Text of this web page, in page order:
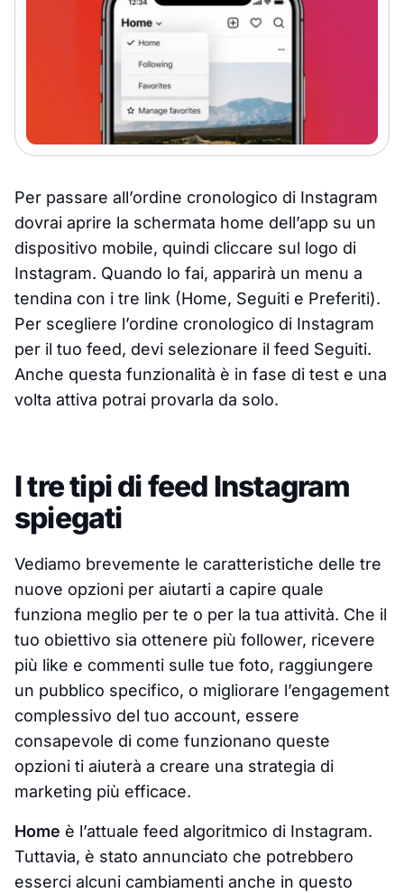
Per passare all’ordine cronologico di Instagram
dovrai aprire la schermata home dell’app su un
dispositivo mobile, quindi cliccare sul logo di
Instagram. Quando lo fai, apparirà un menu a
tendina con i tre link (Home, Seguiti e Preferiti).
Per scegliere l’ordine cronologico di Instagram
per il tuo feed, devi selezionare il feed Seguiti.
Anche questa funzionalità è in fase di test e una
volta attiva potrai provarla da solo.
I tre tipi di feed Instagram
spiegati
Vediamo brevemente le caratteristiche delle tre
nuove opzioni per aiutarti a capire quale
funziona meglio per te o per la tua attività. Che il
tuo obiettivo sia ottenere più follower, ricevere
più like e commenti sulle tue foto, raggiungere
un pubblico specifico, o migliorare l’engagement
complessivo del tuo account, essere
consapevole di come funzionano queste
opzioni ti aiuterà a creare una strategia di
marketing più efficace.
Home è l’attuale feed algoritmico di Instagram.
Tuttavia, è stato annunciato che potrebbero
esserci alcuni cambiamenti anche in questo